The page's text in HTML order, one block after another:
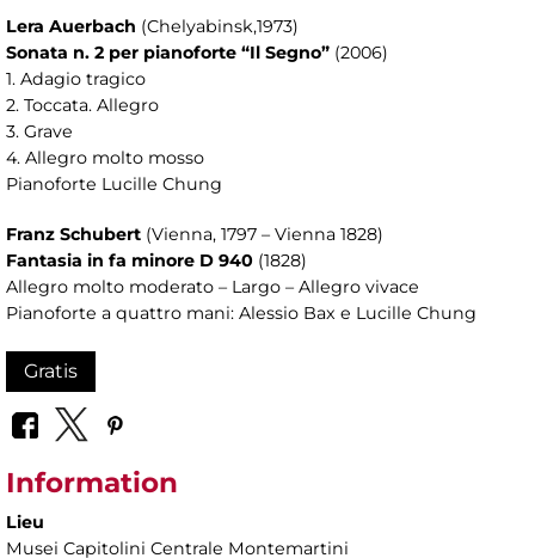
Lera Auerbach (Chelyabinsk,1973)
Sonata n. 2 per pianoforte “Il Segno” (2006)
1. Adagio tragico
2. Toccata. Allegro
3. Grave
4. Allegro molto mosso
Pianoforte Lucille Chung
Franz Schubert (Vienna, 1797 – Vienna 1828)
Fantasia in fa minore D 940 (1828)
Allegro molto moderato – Largo – Allegro vivace
Pianoforte a quattro mani: Alessio Bax e Lucille Chung
Gratis
Information
Lieu
Musei Capitolini Centrale Montemartini